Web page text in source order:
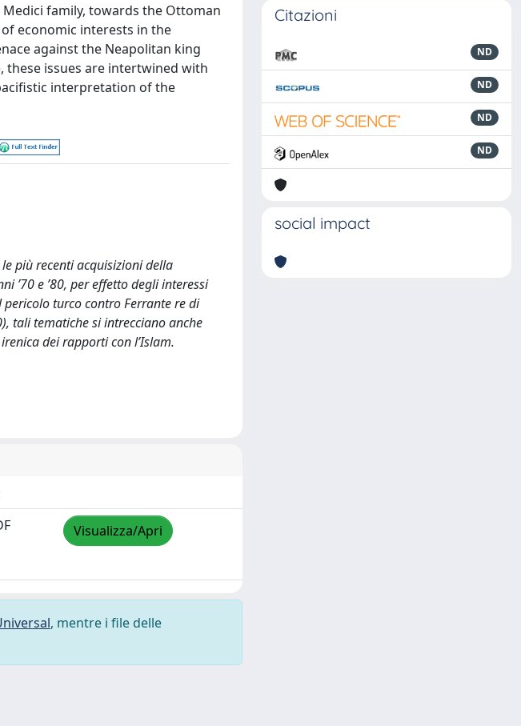
family, towards the Ottoman
economic interests in the
against the Neapolitan king
these issues are intertwined with
interpretation of the
più recenti acquisizioni della
’70 e ’80, per effetto degli interessi
turco contro Ferrante re di
tali tematiche si intrecciano anche
dei rapporti con l’Islam.
Visualizza/Apri
, mentre i file delle
Citazioni
ND
ND
ND
ND
social impact